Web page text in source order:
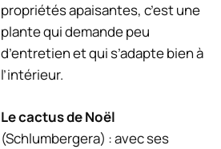
propriétés apaisantes, c’est une
plante qui demande peu
d’entretien et qui s’adapte bien à
l’intérieur.
Le cactus de Noël
(Schlumbergera) : avec ses